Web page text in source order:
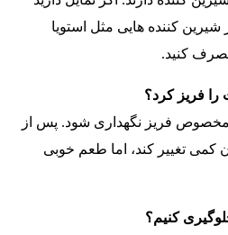
کننده هایی مثل استویا
کنید.
فریز نگهداری شود. پس از
تغییر کند، اما طعم خوبی